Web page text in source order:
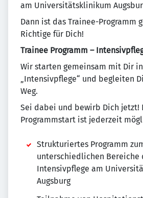
am Universitätsklinikum
Dann ist das Trainee-Programm
Richtige für Dich!
Trainee Programm –
Wir starten gemeinsam mit Dir
„Intensivpflege“ und begleiten
Weg.
Sei dabei und bewirb Dich jetzt!
Programmstart ist jederzeit
Strukturiertes Programm
unterschiedlichen Bereiche
Intensivpflege am
Augsburg